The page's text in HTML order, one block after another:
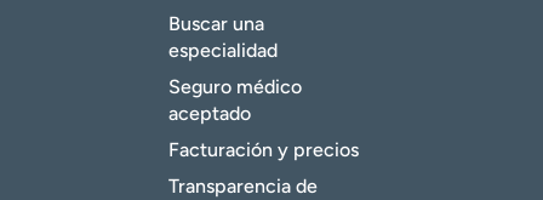
Buscar una
especialidad
Seguro médico
aceptado
Facturación y precios
Transparencia de